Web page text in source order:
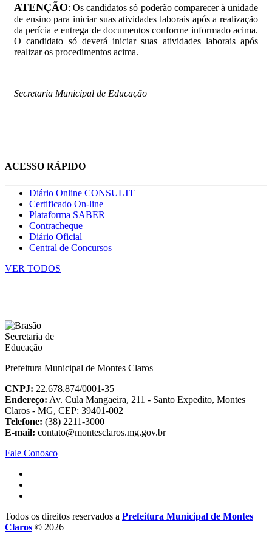
ATENÇÃO: Os candidatos só poderão comparecer à unidade
de ensino para iniciar suas atividades laborais após a realização
da perícia e entrega de documentos conforme informado acima.
O candidato só deverá iniciar suas atividades laborais após
realizar os procedimentos acima.
Secretaria Municipal de Educação
ACESSO RÁPIDO
Diário Online CONSULTE
Certificado On-line
Plataforma SABER
Contracheque
Diário Oficial
Central de Concursos
VER TODOS
Prefeitura Municipal de Montes Claros
CNPJ: 22.678.874/0001-35
Endereço: Av. Cula Mangaeira, 211 - Santo Expedito, Montes
Claros - MG, CEP: 39401-002
Telefone: (38) 2211-3000
E-mail: contato@montesclaros.mg.gov.br
Fale Conosco
Todos os direitos reservados a Prefeitura Municipal de Montes
Claros © 2026